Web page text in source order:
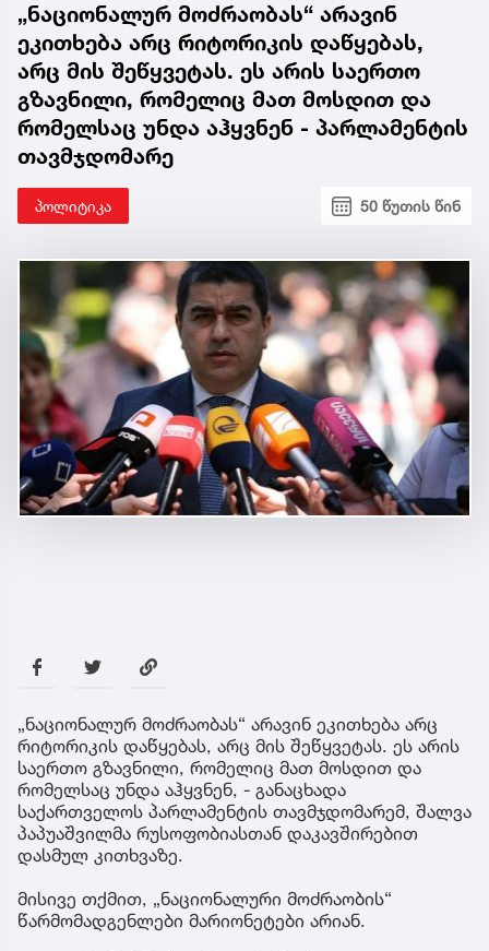
„ნაციონალურ მოძრაობას“ არავინ
ეკითხება არც რიტორიკის დაწყებას,
არც მის შეწყვეტას. ეს არის საერთო
გზავნილი, რომელიც მათ მოსდით და
რომელსაც უნდა აჰყვნენ - პარლამენტის
თავმჯდომარე
პოლიტიკა 50 წუთის წინ
„ნაციონალურ მოძრაობას“ არავინ ეკითხება არც
რიტორიკის დაწყებას, არც მის შეწყვეტას. ეს არის
საერთო გზავნილი, რომელიც მათ მოსდით და
რომელსაც უნდა აჰყვნენ, - განაცხადა
საქართველოს პარლამენტის თავმჯდომარემ, შალვა
პაპუაშვილმა რუსოფობიასთან დაკავშირებით
დასმულ კითხვაზე.
მისივე თქმით, „ნაციონალური მოძრაობის“
წარმომადგენლები მარიონეტები არიან.